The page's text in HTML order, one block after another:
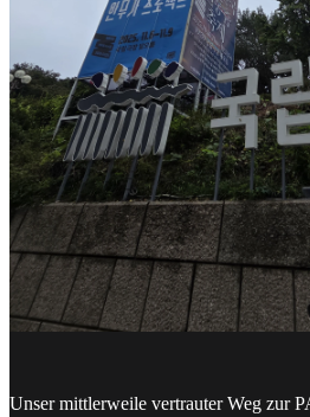
Unser mittlerweile vertrauter Weg zur